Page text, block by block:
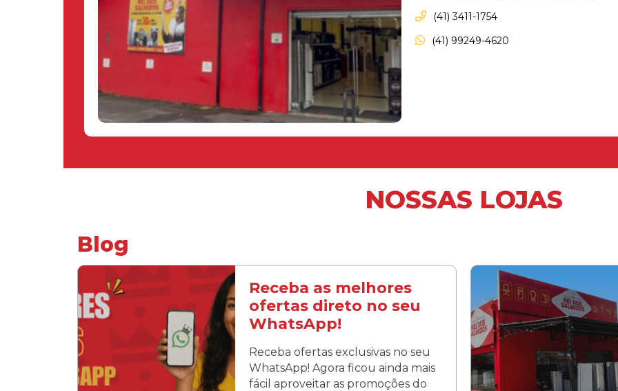
(41) 3411-1754
(41) 99249-4620
NOSSAS LOJAS
Blog
Receba as melhores
ofertas direto no seu
WhatsApp!
Receba ofertas exclusivas no seu
WhatsApp! Agora ficou ainda mais
fácil aproveitar as promoções do